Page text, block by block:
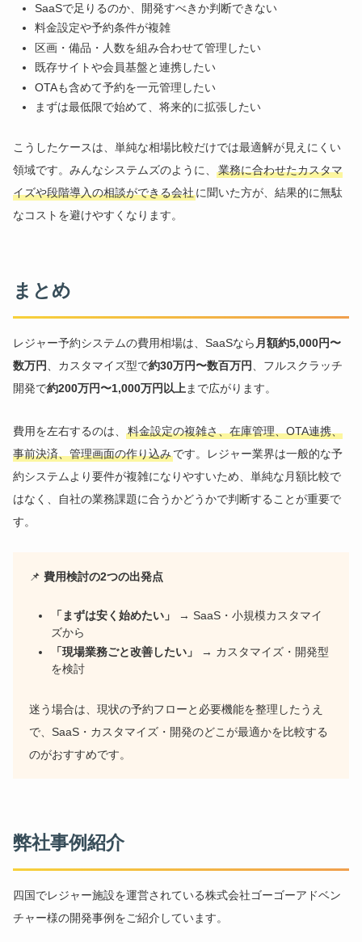
SaaSで足りるのか、開発すべきか判断できない
料金設定や予約条件が複雑
区画・備品・人数を組み合わせて管理したい
既存サイトや会員基盤と連携したい
OTAも含めて予約を一元管理したい
まずは最低限で始めて、将来的に拡張したい
こうしたケースは、単純な相場比較だけでは最適解が見えにくい
領域です。みんなシステムズのように、業務に合わせたカスタマ
イズや段階導入の相談ができる会社に聞いた方が、結果的に無駄
なコストを避けやすくなります。
まとめ
レジャー予約システムの費用相場は、SaaSなら 月額約5,000円〜
数万円、カスタマイズ型で約30万円〜数百万円、フルスクラッチ
開発で約200万円〜1,000万円以上まで広がります。
費用を左右するのは、料金設定の複雑さ、在庫管理、OTA連携、
事前決済、管理画面の作り込みです。レジャー業界は一般的な予
約システムより要件が複雑になりやすいため、単純な月額比較で
はなく、自社の業務課題に合うかどうかで判断することが重要で
す。
📌費用検討の2つの出発点
「まずは安く始めたい」
→ SaaS・小規模カスタマイ
ズから
「現場業務ごと改善したい」
→ カスタマイズ・開発型
を検討
迷う場合は、現状の予約フローと必要機能を整理したうえ
で、SaaS・カスタマイズ・開発のどこが最適かを比較する
のがおすすめです。
弊社事例紹介
四国でレジャー施設を運営されている株式会社ゴーゴーアドベン
チャー様の開発事例をご紹介しています。